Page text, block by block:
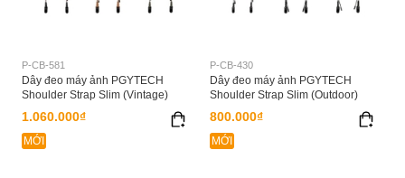
P-CB-581
Dây đeo máy ảnh PGYTECH
Shoulder Strap Slim (Vintage)
1.060.000₫
MỚI
P-CB-430
Dây đeo máy ảnh PGYTECH
Shoulder Strap Slim (Outdoor)
800.000₫
MỚI